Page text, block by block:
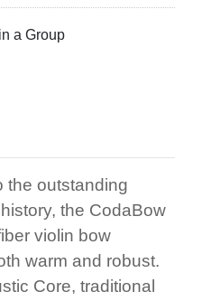
a Group
the outstanding
the CodaBow
violin bow
warm and robust.
Core, traditional